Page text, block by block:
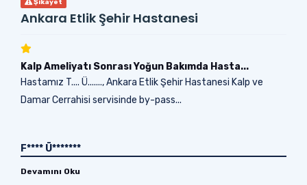
Şikayet
Ankara Etlik Şehir Hastanesi
Kalp Ameliyatı Sonrası Yoğun Bakımda Hasta...
Hastamız T.... Ü......., Ankara Etlik Şehir Hastanesi Kalp ve
Damar Cerrahisi servisinde by-pass...
F**** Ü*******
Devamını Oku